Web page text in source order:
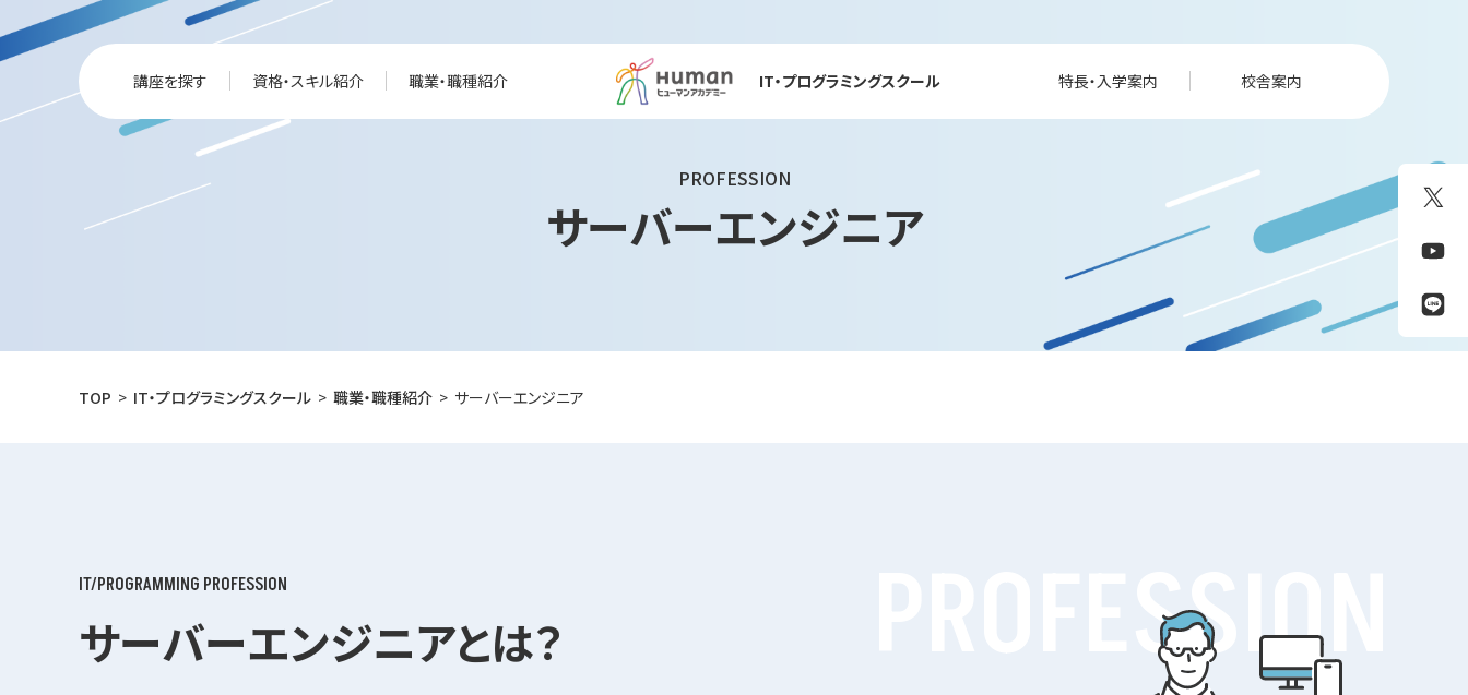
講座を探す 資格・スキル紹介 職業・職種紹介 IT・プログラミングスクール 特長・入学案内 校舎案内
PROFESSION
サーバーエンジニア
TOP IT・プログラミングスクール 職業・職種紹介 サーバーエンジニア
IT/PROGRAMMING PROFESSION
サーバーエンジニアとは？ PROFESSION